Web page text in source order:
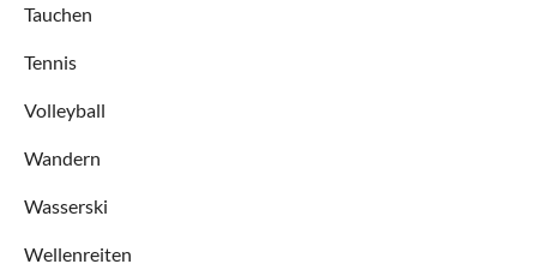
Tauchen
Tennis
Volleyball
Wandern
Wasserski
Wellenreiten